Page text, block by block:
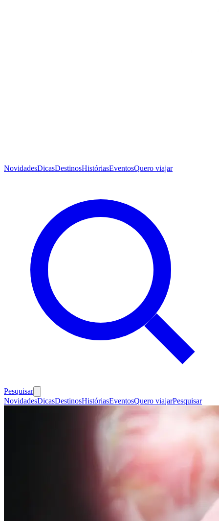
NovidadesDicasDestinosHistóriasEventosQuero viajar
Pesquisar
NovidadesDicasDestinosHistóriasEventosQuero viajarPesquisar